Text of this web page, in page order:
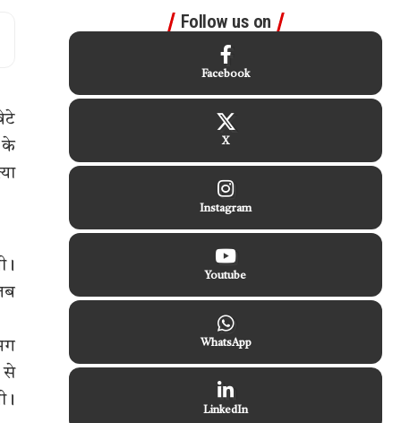
के
से
Follow us on
Facebook
X
Instagram
Youtube
WhatsApp
LinkedIn